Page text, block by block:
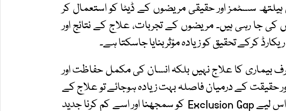
ہیلتھ سسٹمز اور حقیقی مریضوں کے ڈیٹا کو استعمال کر
جا رہی ہیں۔ مریضوں کے تجربات، علاج کے نتائج اور
کرکے تحقیق کو زیادہ مؤثر بنایا جاسکتا ہے۔
کا علاج نہیں بلکہ انسان کی مکمل حفاظت اور
حقیقت کے درمیان فاصلہ بہت زیادہ ہوجائے تو علاج کے
نتائج بھی غیر متوازن ہو سکتے ہیں۔ اس لیے Exclusion Gap کو سمجھنا اور اسے کم کرنا جدید